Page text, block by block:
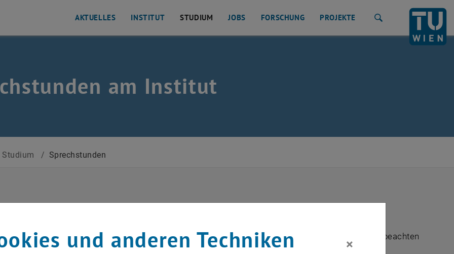
AKTUELLES INSTITUT STUDIUM JOBS FORSCHUNG PROJEKTE
am Institut
Studium / Sprechstunden
Sie dieunterschiedlichen Sprechstundenzeiten in den einzelnen Forschungsbereichen. Bitte beachten
und anderen Techniken ×